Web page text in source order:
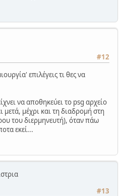
#12
επιλέγεις τι θες να
να αποθηκεύει το psg αρχείο
μετά, μέχρι και τη διαδρομή στη
του διερμηνευτή), όταν πάω
εκεί...
#13